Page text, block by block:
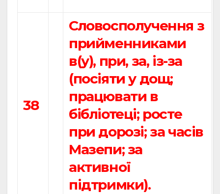
38
Словосполучення з
прийменниками
в(у), при, за, із-за
(посіяти у дощ;
працювати в
бібліотеці; росте
при дорозі; за часів
Мазепи; за
активної
підтримки).